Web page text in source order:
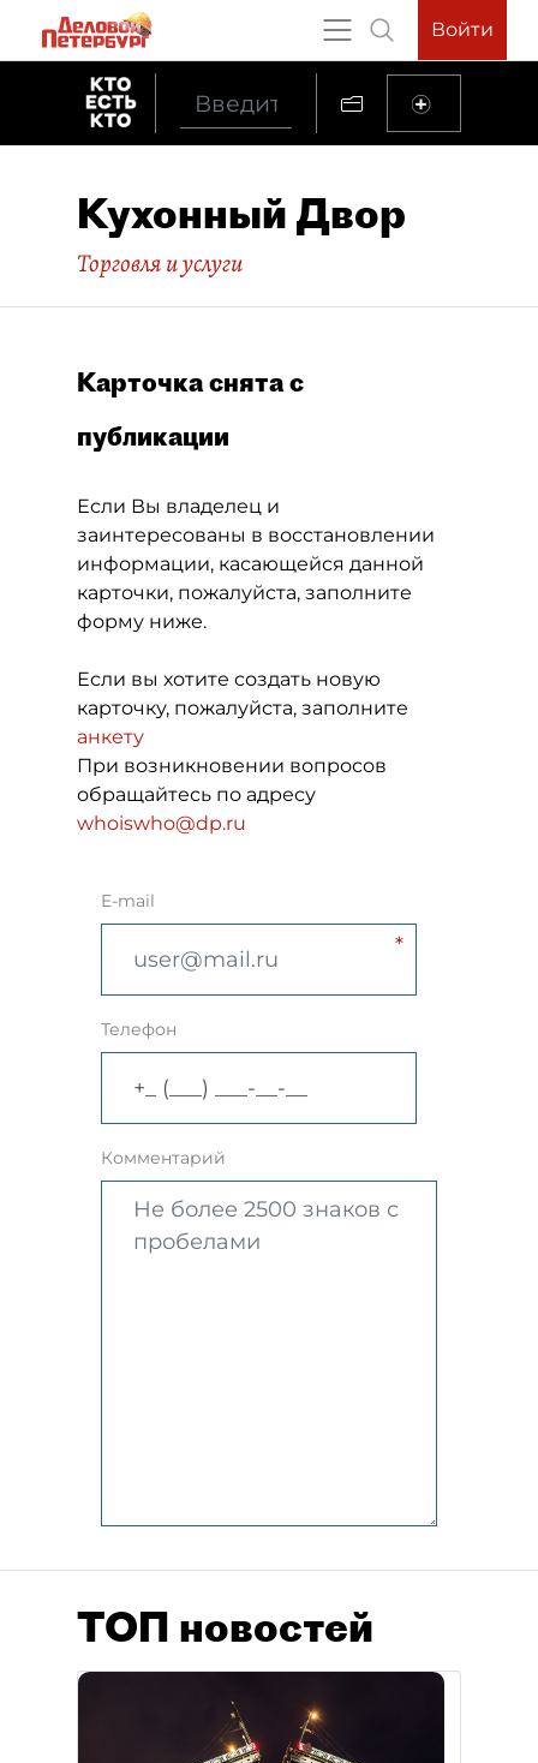
Войти
Кухонный Двор
Торговля и услуги
Карточка снята с
публикации
Если Вы владелец и
заинтересованы в восстановлении
информации, касающейся данной
карточки, пожалуйста, заполните
форму ниже.
Если вы хотите создать новую
карточку, пожалуйста, заполните
анкету
При возникновении вопросов
обращайтесь по адресу
whoiswho@dp.ru
E-mail
Телефон
Комментарий
ТОП новостей